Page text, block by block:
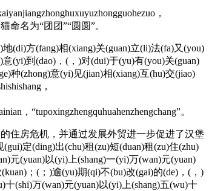
，
名为“团团”“圆圆”。
方(fang)相(xiang)关(guan)立(li)法(fa)又(you)
(yi)到(dao)，(，)对(dui)于(yu)有(you)关(guan)
种(zhong)意(yi)见(jian)相(xiang)互(hu)交(jiao)
，
，“tupoxingzhengquhuahenzhengchang”。
住房危机，并通过发展外贸进一步促进了汉堡
定(ding)出(chu)租(zu)短(duan)租(zu)住(zhu)
元(yuan)以(yi)上(shang)一(yi)万(wan)元(yuan)
；(；)逾(yu)期(qi)不(bu)改(gai)的(de)，(，)
(shi)万(wan)元(yuan)以(yi)上(shang)五(wu)十